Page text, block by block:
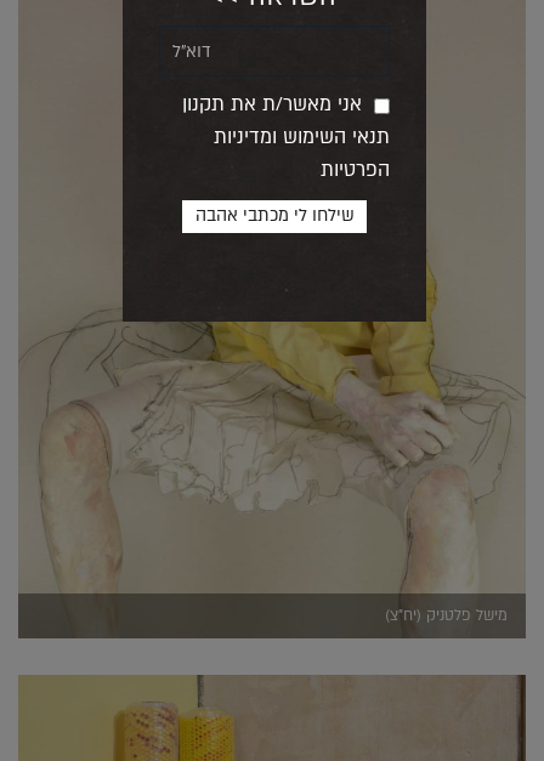
מישל פלטניק (יח"צ)
אני מאשר/ת את תקנון
תנאי השימוש ומדיניות
הפרטיות